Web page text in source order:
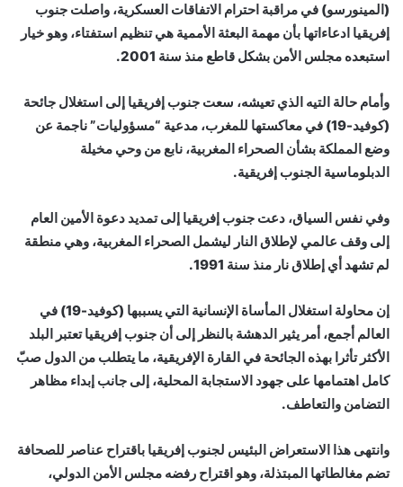
(المينورسو) في مراقبة احترام الاتفاقات العسكرية، واصلت جنوب
إفريقيا ادعاءاتها بأن مهمة البعثة الأممية هي تنظيم استفتاء، وهو خيار
استبعده مجلس الأمن بشكل قاطع منذ سنة 2001.
وأمام حالة التيه الذي تعيشه، سعت جنوب إفريقيا إلى استغلال جائحة
(كوفيد-19) في معاكستها للمغرب، مدعية “مسؤوليات” ناجمة عن
وضع المملكة بشأن الصحراء المغربية، نابع من وحي مخيلة
الدبلوماسية الجنوب إفريقية.
وفي نفس السياق، دعت جنوب إفريقيا إلى تمديد دعوة الأمين العام
إلى وقف عالمي لإطلاق النار ليشمل الصحراء المغربية، وهي منطقة
لم تشهد أي إطلاق نار منذ سنة 1991.
إن محاولة استغلال المأساة الإنسانية التي يسببها (كوفيد-19) في
العالم أجمع، أمر يثير الدهشة بالنظر إلى أن جنوب إفريقيا تعتبر البلد
الأكثر تأثرا بهذه الجائحة في القارة الإفريقية، ما يتطلب من الدول صبّ
كامل اهتمامها على جهود الاستجابة المحلية، إلى جانب إبداء مظاهر
التضامن والتعاطف.
وانتهى هذا الاستعراض البئيس لجنوب إفريقيا باقتراح عناصر للصحافة
تضم مغالطاتها المبتذلة، وهو اقتراح رفضه مجلس الأمن الدولي،